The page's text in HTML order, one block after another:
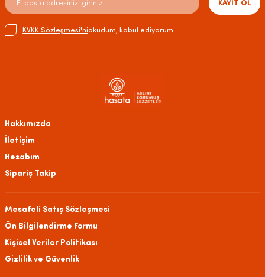
KAYIT OL
KVKK Sözleşmesi'niokudum, kabul ediyorum.
Hakkımızda
İletişim
Hesabım
Sipariş Takip
Mesafeli Satış Sözleşmesi
Ön Bilgilendirme Formu
Kişisel Veriler Politikası
Gizlilik ve Güvenlik